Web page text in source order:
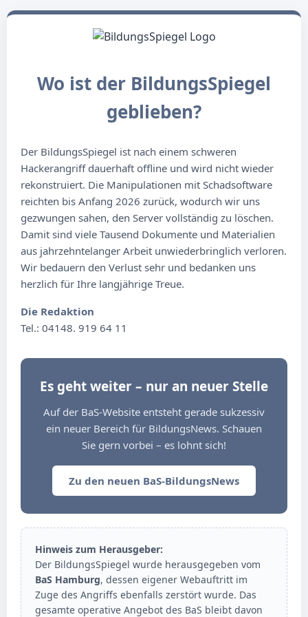
Wo ist der BildungsSpiegel
geblieben?
Der BildungsSpiegel ist nach einem schweren
Hackerangriff dauerhaft offline und wird nicht wieder
rekonstruiert. Die Manipulationen mit Schadsoftware
reichten bis Anfang 2026 zurück, wodurch wir uns
gezwungen sahen, den Server vollständig zu löschen.
Damit sind viele Tausend Dokumente und Materialien
aus jahrzehntelanger Arbeit unwiederbringlich verloren.
Wir bedauern den Verlust sehr und bedanken uns
herzlich für Ihre langjährige Treue.
Die Redaktion
Tel.: 04148. 919 64 11
Es geht weiter – nur an neuer Stelle
Auf der BaS-Website entsteht gerade sukzessiv
ein neuer Bereich für BildungsNews. Schauen
Sie gern vorbei – es lohnt sich!
Zu den neuen BaS-BildungsNews
Hinweis zum Herausgeber:
Der BildungsSpiegel wurde herausgegeben vom
BaS Hamburg, dessen eigener Webauftritt im
Zuge des Angriffs ebenfalls zerstört wurde. Das
gesamte operative Angebot des BaS bleibt davon